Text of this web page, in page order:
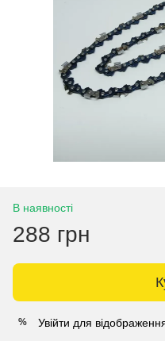
В наявності
288 грн
% Увійти для